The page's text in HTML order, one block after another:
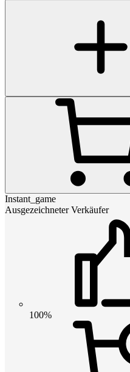
Instant_game
Ausgezeichneter Verkäufer
100%